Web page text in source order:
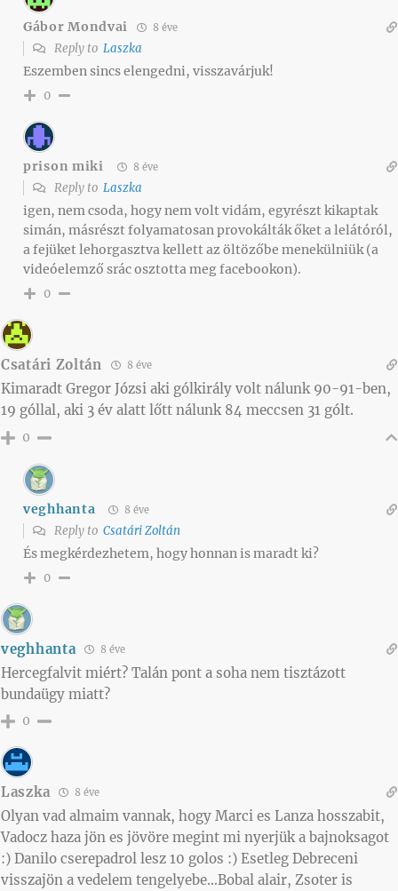
Gábor Mondvai 8 éve
Reply to Laszka
Eszemben sincs elengedni, visszavárjuk!
0
prison miki 8 éve
Reply to Laszka
igen, nem csoda, hogy nem volt vidám, egyrészt kikaptak
simán, másrészt folyamatosan provokálták őket a lelátóról,
a fejüket lehorgasztva kellett az öltözőbe menekülniük (a
videóelemző srác osztotta meg facebookon).
0
Csatári Zoltán 8 éve
Kimaradt Gregor Józsi aki gólkirály volt nálunk 90-91-ben,
19 góllal, aki 3 év alatt lőtt nálunk 84 meccsen 31 gólt.
0
veghhanta 8 éve
Reply to Csatári Zoltán
És megkérdezhetem, hogy honnan is maradt ki?
0
veghhanta 8 éve
Hercegfalvit miért? Talán pont a soha nem tisztázott
bundaügy miatt?
0
Laszka 8 éve
Olyan vad almaim vannak, hogy Marci es Lanza hosszabit,
Vadocz haza jön es jövöre megint mi nyerjük a bajnoksagot
:) Danilo cserepadrol lesz 10 golos :) Esetleg Debreceni
visszajön a vedelem tengelyebe…Bobal alair, Zsoter is